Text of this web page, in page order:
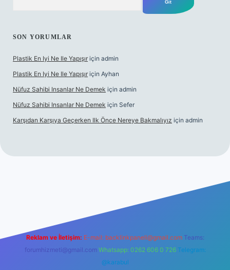
SON YORUMLAR
Plastik En Iyi Ne Ile Yapışır için admin
Plastik En Iyi Ne Ile Yapışır için Ayhan
Nüfuz Sahibi Insanlar Ne Demek için admin
Nüfuz Sahibi Insanlar Ne Demek için Sefer
Karşıdan Karşıya Geçerken Ilk Önce Nereye Bakmalıyız için admin
Reklam ve İletişim: E-mail: backlinkpaneli@gmail.com Teams:
forumhizmeti@gmail.com Whatsapp: 0262 606 0 726 Telegram:
@karabul